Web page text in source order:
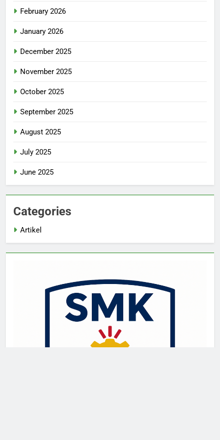
February 2026
January 2026
December 2025
November 2025
October 2025
September 2025
August 2025
July 2025
June 2025
Categories
Artikel